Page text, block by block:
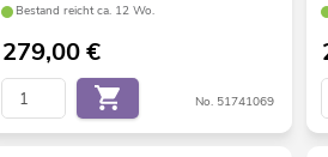
Bestand reicht ca. 12 Wo.
279,00€
No. 51741069